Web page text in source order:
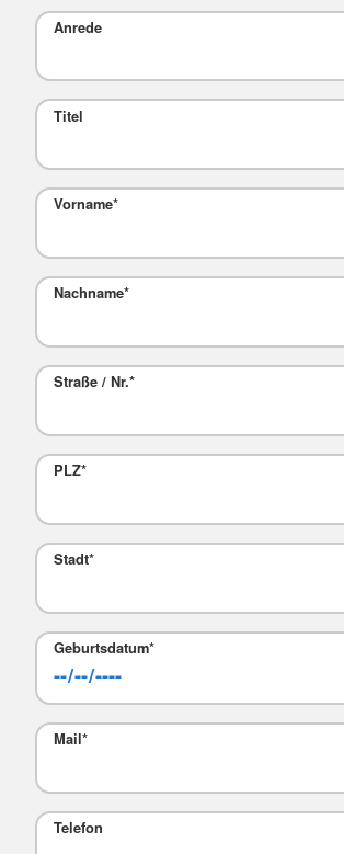
Anrede
Titel
Vorname*
Nachname*
Straße / Nr.*
PLZ*
Stadt*
Geburtsdatum*
Mail*
Telefon